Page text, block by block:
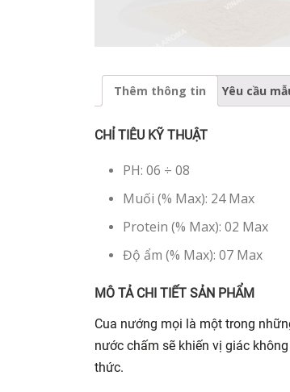
Thêm thông tin Yêu cầu
CHỈ TIÊU KỸ THUẬT
PH: 06 ÷ 08
Muối (% Max): 24 Max
Protein (% Max): 02 Max
Độ ẩm (% Max): 07 Max
MÔ TẢ CHI TIẾT SẢN PHẨM
Cua nướng mọi là một trong
nước chấm sẽ khiến vị giác
thức.